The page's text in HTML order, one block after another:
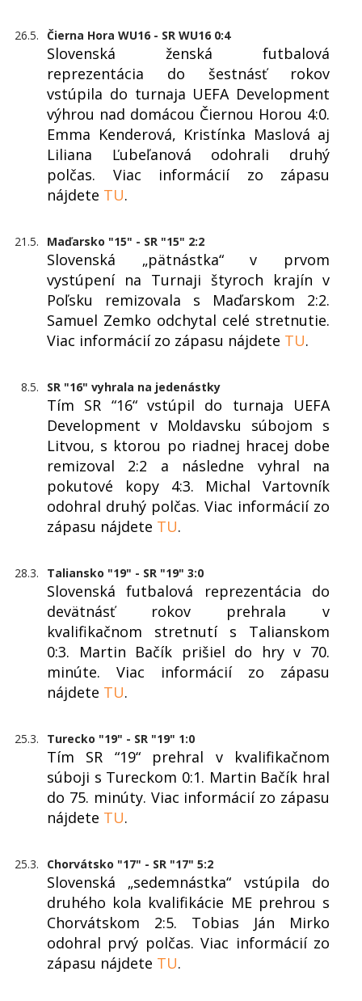
26.5. Čierna Hora WU16 - SR WU16 0:4
Slovenská ženská futbalová
reprezentácia do šestnásť rokov
vstúpila do turnaja UEFA Development
výhrou nad domácou Čiernou Horou 4:0.
Emma Kenderová, Kristínka Maslová aj
Liliana Ľubeľanová odohrali druhý
polčas. Viac informácií zo zápasu
nájdete TU.
21.5. Maďarsko "15" - SR "15" 2:2
Slovenská „pätnástka“ v prvom
vystúpení na Turnaji štyroch krajín v
Poľsku remizovala s Maďarskom 2:2.
Samuel Zemko odchytal celé stretnutie.
Viac informácií zo zápasu nájdete TU.
8.5. SR "16" vyhrala na jedenástky
Tím SR “16“ vstúpil do turnaja UEFA
Development v Moldavsku súbojom s
Litvou, s ktorou po riadnej hracej dobe
remizoval 2:2 a následne vyhral na
pokutové kopy 4:3. Michal Vartovník
odohral druhý polčas. Viac informácií zo
zápasu nájdete TU.
28.3. Taliansko "19" - SR "19" 3:0
Slovenská futbalová reprezentácia do
devätnásť rokov prehrala v
kvalifikačnom stretnutí s Talianskom
0:3. Martin Bačík prišiel do hry v 70.
minúte. Viac informácií zo zápasu
nájdete TU.
25.3. Turecko "19" - SR "19" 1:0
Tím SR “19“ prehral v kvalifikačnom
súboji s Tureckom 0:1. Martin Bačík hral
do 75. minúty. Viac informácií zo zápasu
nájdete TU.
25.3. Chorvátsko "17" - SR "17" 5:2
Slovenská „sedemnástka“ vstúpila do
druhého kola kvalifikácie ME prehrou s
Chorvátskom 2:5. Tobias Ján Mirko
odohral prvý polčas. Viac informácií zo
zápasu nájdete TU.